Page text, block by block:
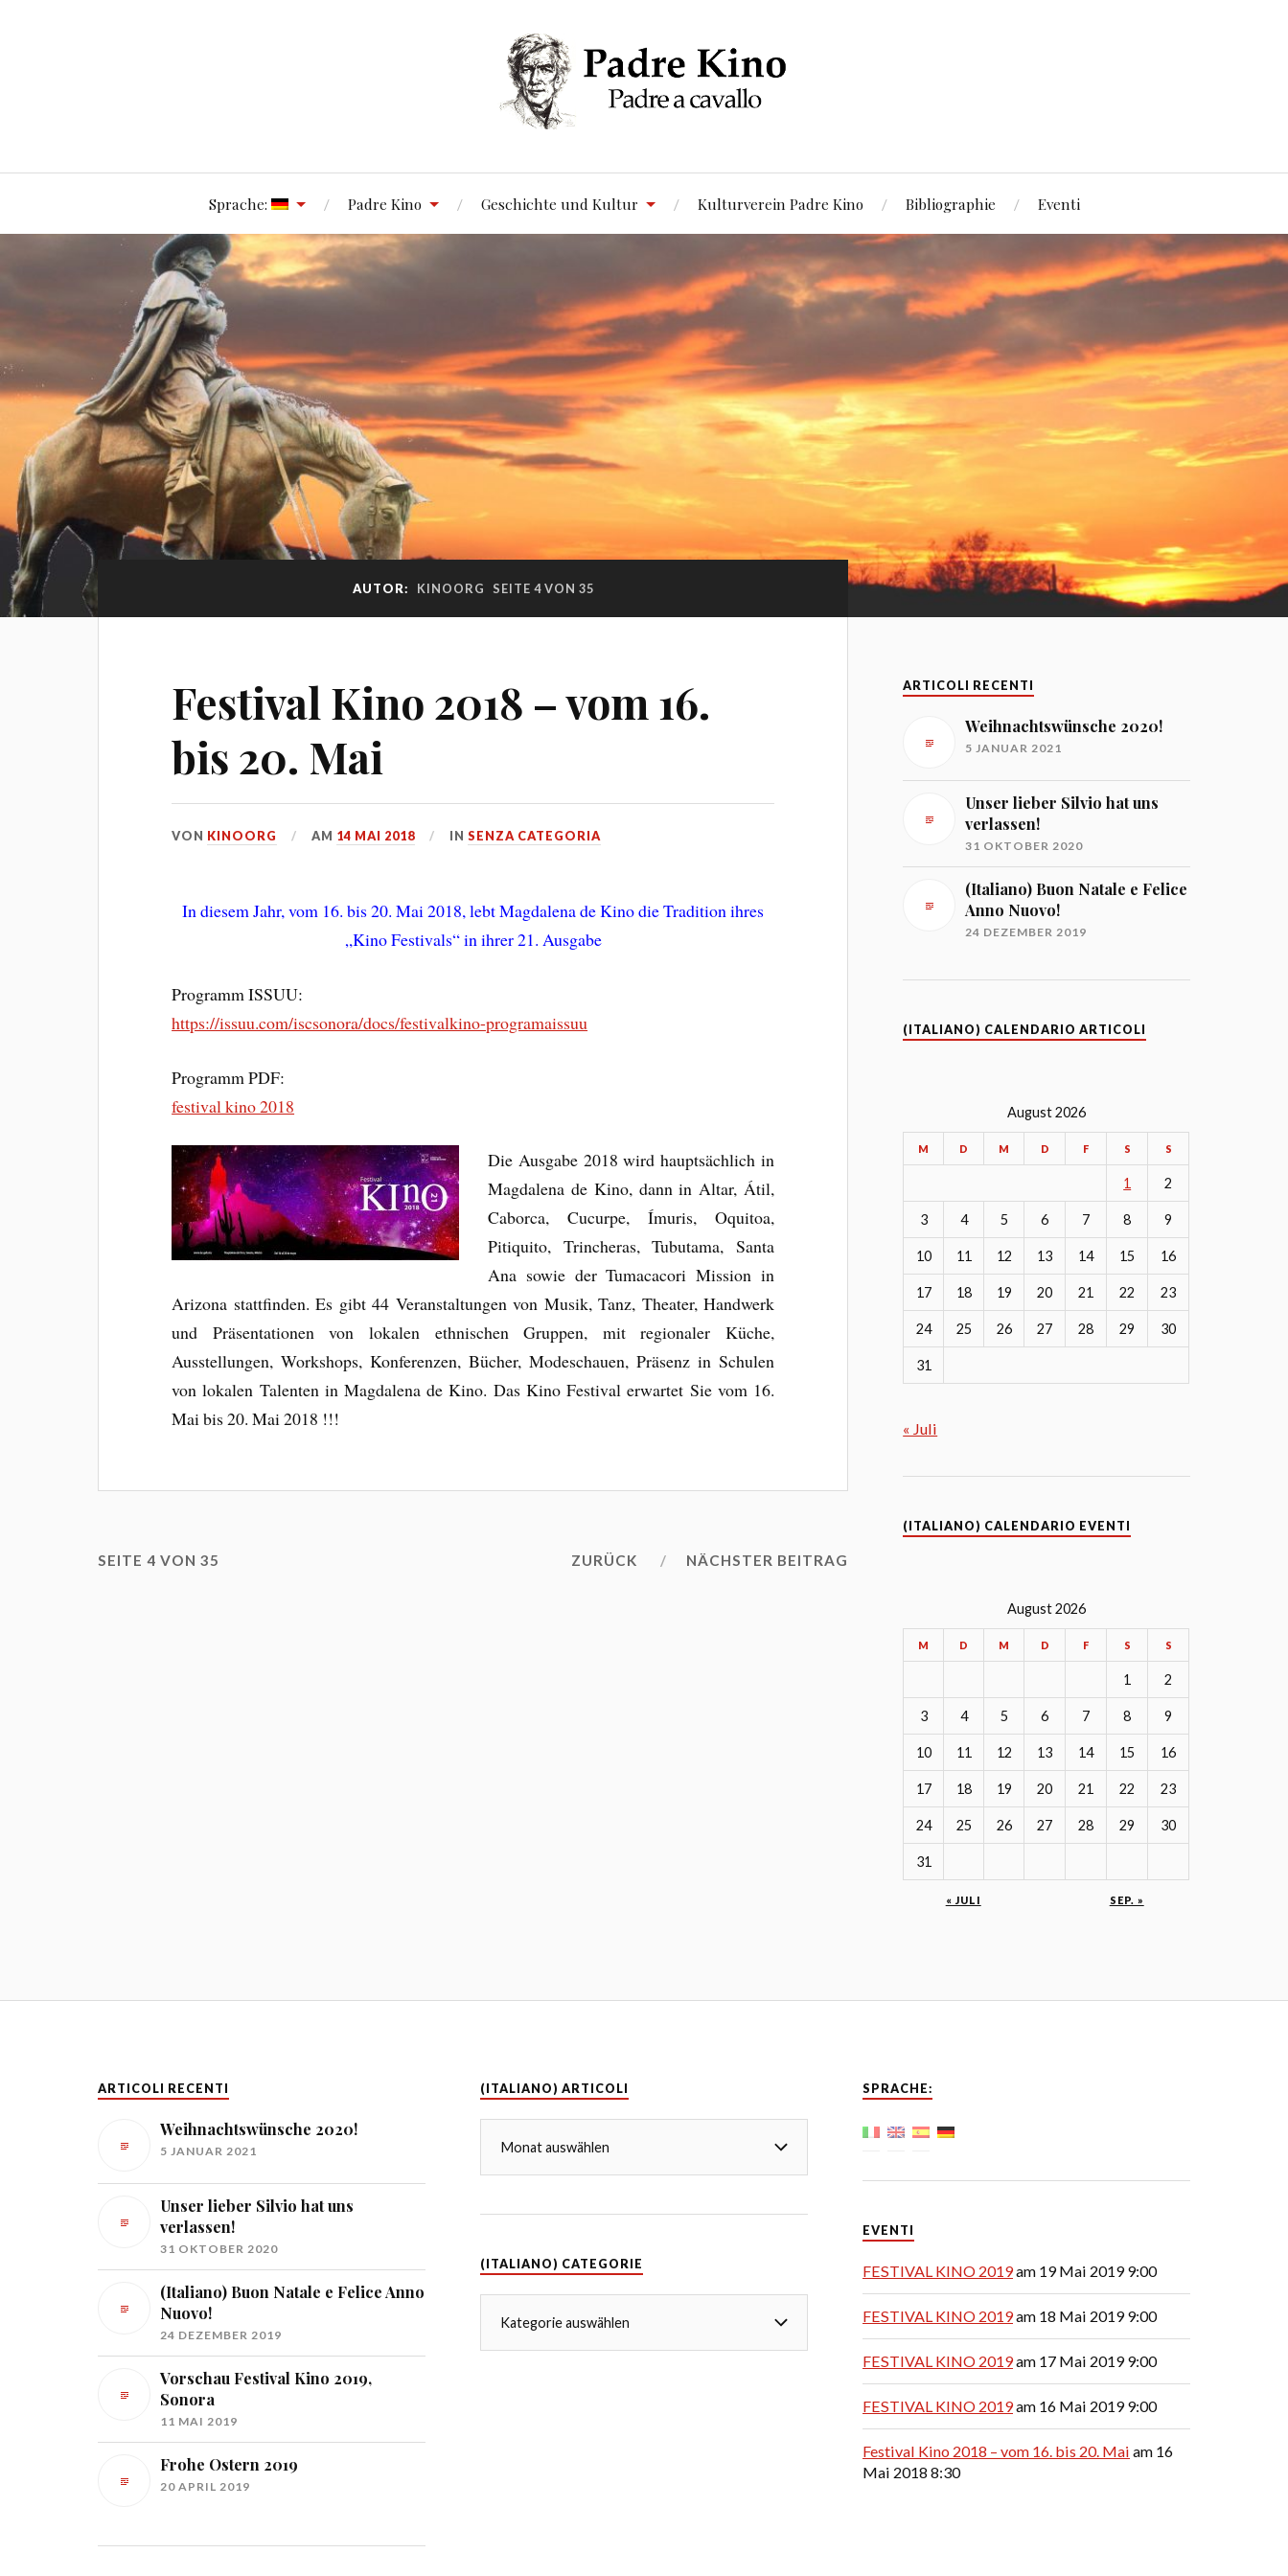
Sprache: Padre Kino Geschichte und Kultur Kulturverein Padre Kino Bibliographie Eventi
AUTOR: KINOORG SEITE 4 VON 35
Festival Kino 2018 – vom 16.
bis 20. Mai
VON KINOORG AM 14 MAI 2018 INSENZA CATEGORIA
In diesem Jahr, vom 16. bis 20. Mai 2018, lebt Magdalena de Kino die Tradition ihres
„Kino Festivals“ in ihrer 21. Ausgabe
Programm ISSUU:
https://issuu.com/iscsonora/docs/festivalkino-programaissuu
Programm PDF:
festival kino 2018
Die Ausgabe 2018 wird hauptsächlich in
Magdalena de Kino, dann in Altar, Átil,
Caborca, Cucurpe, Ímuris, Oquitoa,
Pitiquito, Trincheras, Tubutama, Santa
Ana sowie der Tumacacori Mission in
Arizona stattfinden. Es gibt 44 Veranstaltungen von Musik, Tanz, Theater, Handwerk
und Präsentationen von lokalen ethnischen Gruppen, mit regionaler Küche,
Ausstellungen, Workshops, Konferenzen, Bücher, Modeschauen, Präsenz in Schulen
von lokalen Talenten in Magdalena de Kino. Das Kino Festival erwartet Sie vom 16.
Mai bis 20. Mai 2018 !!!
SEITE 4 VON 35 ZURÜCK NÄCHSTER BEITRAG
ARTICOLI RECENTI
Weihnachtswünsche 2020!
5 JANUAR 2021
Unser lieber Silvio hat uns
verlassen!
31 OKTOBER 2020
(Italiano) Buon Natale e Felice
Anno Nuovo!
24 DEZEMBER 2019
(ITALIANO) CALENDARIO ARTICOLI
August 2026
M D M D F S S
1 2
3 4 5 6 7 8 9
10 11 12 13 14 15 16
17 18 19 20 21 22 23
24 25 26 27 28 29 30
31
« Juli
(ITALIANO) CALENDARIO EVENTI
August 2026
M D M D F S S
1 2
3 4 5 6 7 8 9
10 11 12 13 14 15 16
17 18 19 20 21 22 23
24 25 26 27 28 29 30
31
« JULI SEP. »
ARTICOLI RECENTI
Weihnachtswünsche 2020!
5 JANUAR 2021
Unser lieber Silvio hat uns
verlassen!
31 OKTOBER 2020
(Italiano) Buon Natale e Felice Anno
Nuovo!
24 DEZEMBER 2019
Vorschau Festival Kino 2019,
Sonora
11 MAI 2019
Frohe Ostern 2019
20 APRIL 2019
(ITALIANO) ARTICOLI
(ITALIANO) CATEGORIE
SPRACHE:
EVENTI
FESTIVAL KINO 2019am 19 Mai 2019 9:00
FESTIVAL KINO 2019am 18 Mai 2019 9:00
FESTIVAL KINO 2019am 17 Mai 2019 9:00
FESTIVAL KINO 2019am 16 Mai 2019 9:00
Festival Kino 2018 – vom 16. bis 20. Mai am 16
Mai 2018 8:30